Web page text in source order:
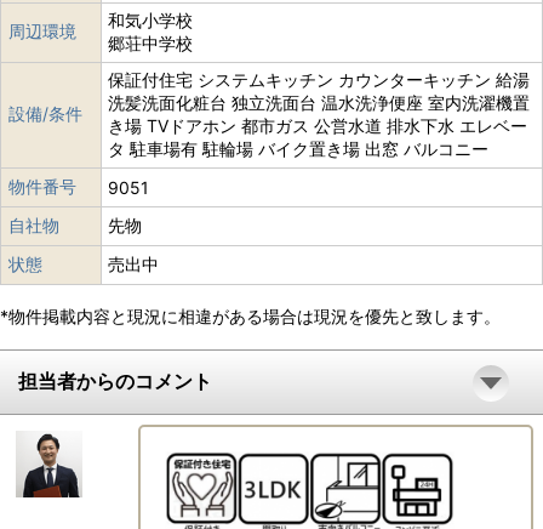
周辺環境
和気小学校
郷荘中学校
設備/条件
保証付住宅 システムキッチン カウンターキッチン 給湯
洗髪洗面化粧台 独立洗面台 温水洗浄便座 室内洗濯機置
き場 TVドアホン 都市ガス 公営水道 排水下水 エレベー
タ 駐車場有 駐輪場 バイク置き場 出窓 バルコニー
物件番号
9051
自社物
先物
状態
売出中
*物件掲載内容と現況に相違がある場合は現況を優先と致します。
担当者からのコメント